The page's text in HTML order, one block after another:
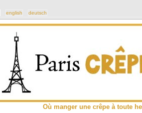
english deutsch
Où manger une crêpe à toute